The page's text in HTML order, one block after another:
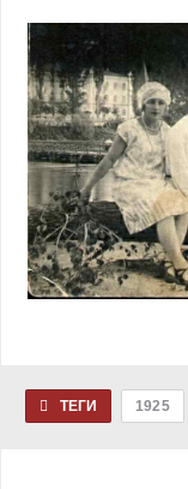
ТЕГИ 1925